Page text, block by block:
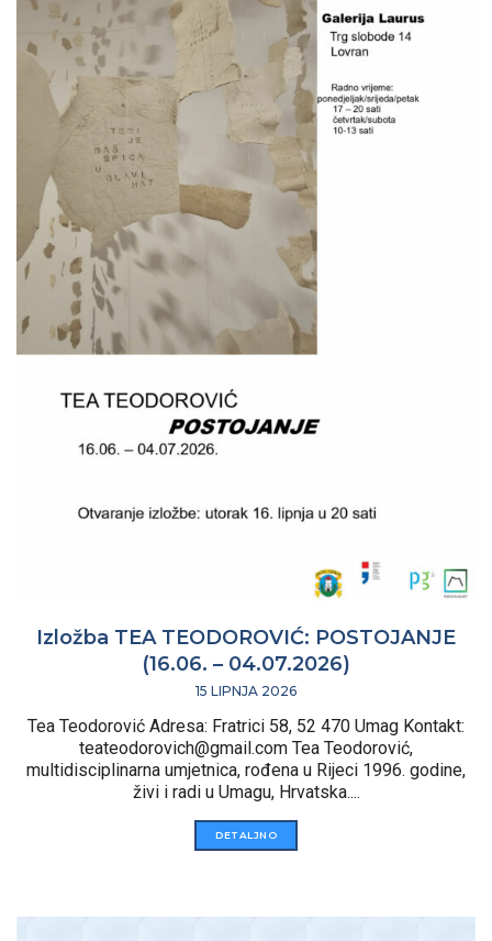
Izložba TEA TEODOROVIĆ: POSTOJANJE
(16.06. – 04.07.2026)
15 LIPNJA 2026
Tea Teodorović Adresa: Fratrici 58, 52 470 Umag Kontakt:
teateodorovich@gmail.com Tea Teodorović,
multidisciplinarna umjetnica, rođena u Rijeci 1996. godine,
živi i radi u Umagu, Hrvatska....
DETALJNO